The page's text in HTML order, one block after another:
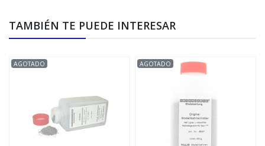
TAMBIÉN TE PUEDE INTERESAR
AGOTADO AGOTADO